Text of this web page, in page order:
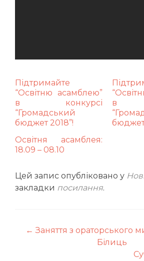
Підтримайте
“Освітню асамблею”
в конкурсі
“Громадський
бюджет 2018”!
в
бюджет
Освітня асамблея:
18.09 – 08.10
Цей запис опубліковано у
закладки посилання.
Навігація
← Заняття з ораторського
Білиць